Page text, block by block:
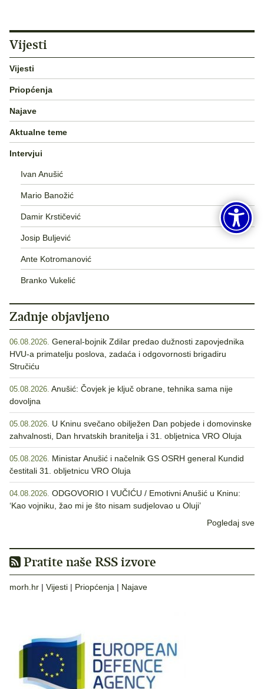
Vijesti
Vijesti
Priopćenja
Najave
Aktualne teme
Intervjui
Ivan Anušić
Mario Banožić
Damir Krstičević
Josip Buljević
Ante Kotromanović
Branko Vukelić
Zadnje objavljeno
06.08.2026. General-bojnik Zdilar predao dužnosti zapovjednika
HVU-a primatelju poslova, zadaća i odgovornosti brigadiru
Stručiću
05.08.2026. Anušić: Čovjek je ključ obrane, tehnika sama nije
dovoljna
05.08.2026. U Kninu svečano obilježen Dan pobjede i domovinske
zahvalnosti, Dan hrvatskih branitelja i 31. obljetnica VRO Oluja
05.08.2026. Ministar Anušić i načelnik GS OSRH general Kundid
čestitali 31. obljetnicu VRO Oluja
04.08.2026. ODGOVORIO I VUČIĆU / Emotivni Anušić u Kninu:
‘Kao vojniku, žao mi je što nisam sudjelovao u Oluji’
Pogledaj sve
Pratite naše RSS izvore
morh.hr | Vijesti | Priopćenja | Najave